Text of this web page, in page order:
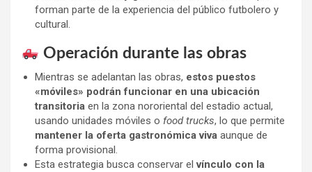
forman parte de la experiencia del público futbolero y
cultural.
Operación durante las obras
Mientras se adelantan las obras, estos puestos
«móviles» podrán funcionar en una ubicación
transitoria en la zona nororiental del estadio actual,
usando unidades móviles o food trucks, lo que permite
mantener la oferta gastronómica viva aunque de
forma provisional.
Esta estrategia busca conservar elvínculo con la